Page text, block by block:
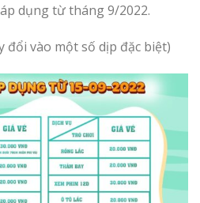
dụng từ tháng 9/2022.
đổi vào một số dịp đặc biệt)